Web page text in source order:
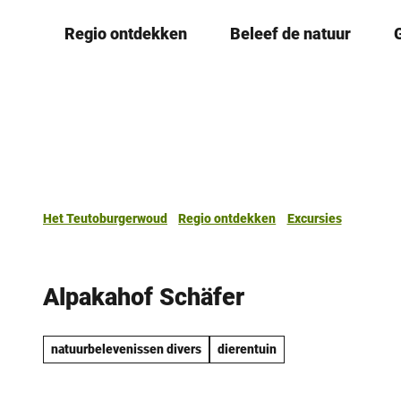
Regio ontdekken Beleef de natuur
Het Teutoburgerwoud Regio ontdekken
Excursies
Alpakahof Schäfer
natuurbelevenissen divers dierentuin